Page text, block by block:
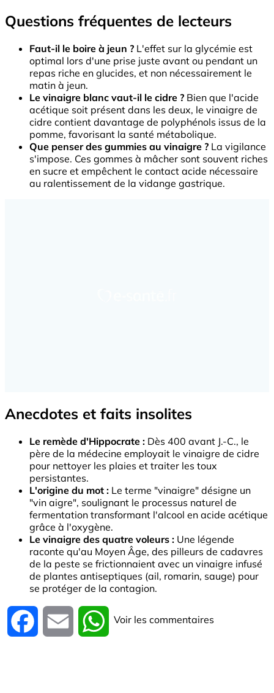
Questions fréquentes de lecteurs
Faut-il le boire à jeun ? L'effet sur la glycémie est
optimal lors d'une prise juste avant ou pendant un
repas riche en glucides, et non nécessairement le
matin à jeun.
Le vinaigre blanc vaut-il le cidre ? Bien que l'acide
acétique soit présent dans les deux, le vinaigre de
cidre contient davantage de polyphénols issus de la
pomme, favorisant la santé métabolique.
Que penser des gummies au vinaigre ? La vigilance
s'impose. Ces gommes à mâcher sont souvent riches
en sucre et empêchent le contact acide nécessaire
au ralentissement de la vidange gastrique.
Anecdotes et faits insolites
Le remède d'Hippocrate : Dès 400 avant J.-C., le
père de la médecine employait le vinaigre de cidre
pour nettoyer les plaies et traiter les toux
persistantes.
L'origine du mot : Le terme "vinaigre" désigne un
"vin aigre", soulignant le processus naturel de
fermentation transformant l'alcool en acide acétique
grâce à l'oxygène.
Le vinaigre des quatre voleurs : Une légende
raconte qu'au Moyen Âge, des pilleurs de cadavres
de la peste se frictionnaient avec un vinaigre infusé
de plantes antiseptiques (ail, romarin, sauge) pour
se protéger de la contagion.
Facebook Email WhatsApp
Voir les commentaires